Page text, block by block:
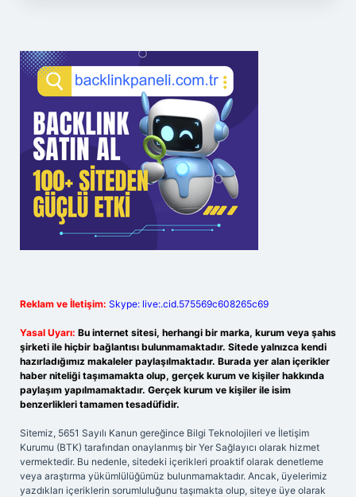
Reklam ve İletişim: Skype: live:.cid.575569c608265c69
Yasal Uyarı: Bu internet sitesi, herhangi bir marka, kurum veya şahıs
şirketi ile hiçbir bağlantısı bulunmamaktadır. Sitede yalnızca kendi
hazırladığımız makaleler paylaşılmaktadır. Burada yer alan içerikler
haber niteliği taşımamakta olup, gerçek kurum ve kişiler hakkında
paylaşım yapılmamaktadır. Gerçek kurum ve kişiler ile isim
benzerlikleri tamamen tesadüfidir.
Sitemiz, 5651 Sayılı Kanun gereğince Bilgi Teknolojileri ve İletişim
Kurumu (BTK) tarafından onaylanmış bir Yer Sağlayıcı olarak hizmet
vermektedir. Bu nedenle, sitedeki içerikleri proaktif olarak denetleme
veya araştırma yükümlülüğümüz bulunmamaktadır. Ancak, üyelerimiz
yazdıkları içeriklerin sorumluluğunu taşımakta olup, siteye üye olarak